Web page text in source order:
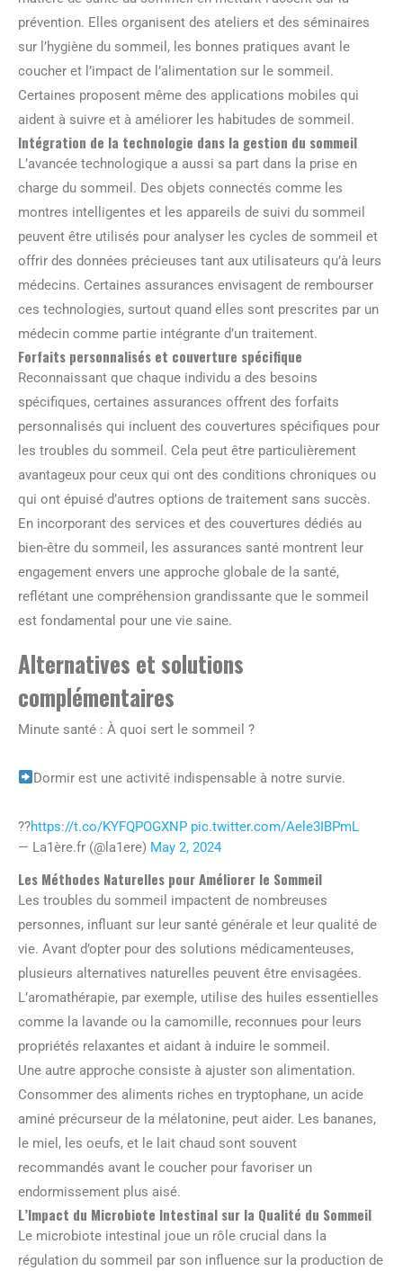
prévention. Elles organisent des ateliers et des séminaires
sur l’hygiène du sommeil, les bonnes pratiques avant le
coucher et l’impact de l’alimentation sur le sommeil.
Certaines proposent même des applications mobiles qui
aident à suivre et à améliorer les habitudes de sommeil.
Intégration de la technologie dans la gestion du sommeil
L’avancée technologique a aussi sa part dans la prise en
charge du sommeil. Des objets connectés comme les
montres intelligentes et les appareils de suivi du sommeil
peuvent être utilisés pour analyser les cycles de sommeil et
offrir des données précieuses tant aux utilisateurs qu’à leurs
médecins. Certaines assurances envisagent de rembourser
ces technologies, surtout quand elles sont prescrites par un
médecin comme partie intégrante d’un traitement.
Forfaits personnalisés et couverture spécifique
Reconnaissant que chaque individu a des besoins
spécifiques, certaines assurances offrent des forfaits
personnalisés qui incluent des couvertures spécifiques pour
les troubles du sommeil. Cela peut être particulièrement
avantageux pour ceux qui ont des conditions chroniques ou
qui ont épuisé d’autres options de traitement sans succès.
En incorporant des services et des couvertures dédiés au
bien-être du sommeil, les assurances santé montrent leur
engagement envers une approche globale de la santé,
reflétant une compréhension grandissante que le sommeil
est fondamental pour une vie saine.
Alternatives et solutions
complémentaires
Minute santé : À quoi sert le sommeil ?
Dormir est une activité indispensable à notre survie.
??https://t.co/KYFQPOGXNP pic.twitter.com/Aele3IBPmL
— La1ère.fr (@la1ere) May 2, 2024
Les Méthodes Naturelles pour Améliorer le Sommeil
Les troubles du sommeil impactent de nombreuses
personnes, influant sur leur santé générale et leur qualité de
vie. Avant d’opter pour des solutions médicamenteuses,
plusieurs alternatives naturelles peuvent être envisagées.
L’aromathérapie, par exemple, utilise des huiles essentielles
comme la lavande ou la camomille, reconnues pour leurs
propriétés relaxantes et aidant à induire le sommeil.
Une autre approche consiste à ajuster son alimentation.
Consommer des aliments riches en tryptophane, un acide
aminé précurseur de la mélatonine, peut aider. Les bananes,
le miel, les oeufs, et le lait chaud sont souvent
recommandés avant le coucher pour favoriser un
endormissement plus aisé.
L’Impact du Microbiote Intestinal sur la Qualité du Sommeil
Le microbiote intestinal joue un rôle crucial dans la
régulation du sommeil par son influence sur la production de